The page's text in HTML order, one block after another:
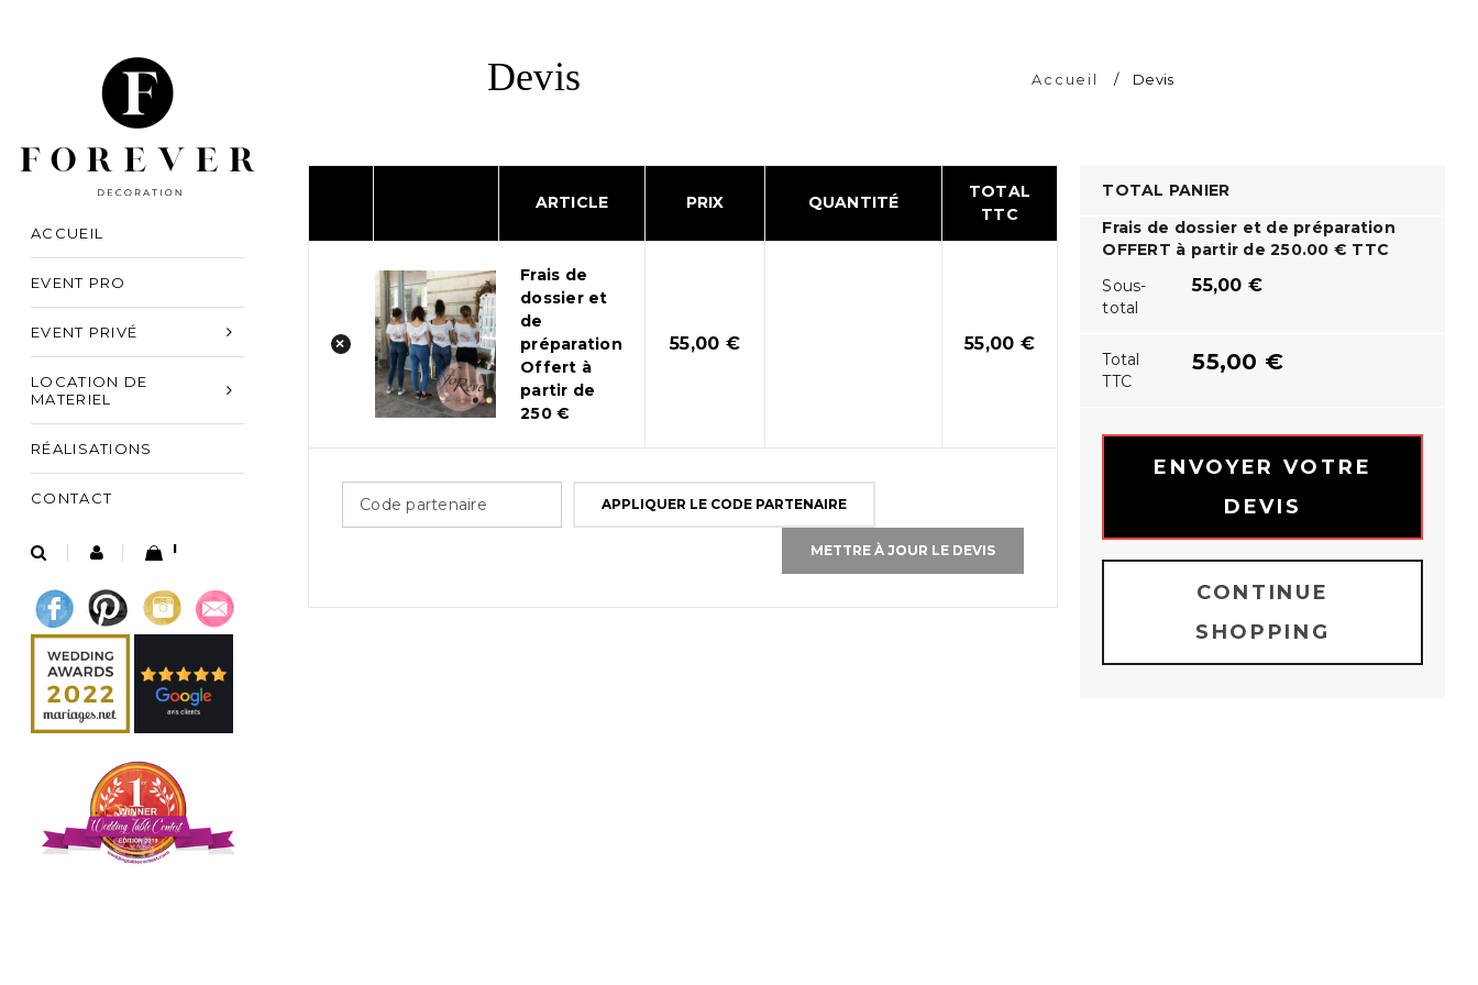
ACCUEIL
EVENT PRO
EVENT PRIVÉ
LOCATION DE
MATERIEL
RÉALISATIONS
CONTACT
1
Devis Accueil / Devis
ARTICLE PRIX QUANTITÉ
TOTAL
TTC
×
Frais de
dossier et
de
préparation
Offert à
partir de
250 €
55,00 € 55,00 €
APPLIQUER LE CODE PARTENAIRE
METTRE À JOUR LE DEVIS
TOTAL PANIER
Frais de dossier et de préparation
OFFERT à partir de 250.00 € TTC
Sous-
total
55,00 €
Total
TTC
55,00 €
ENVOYER VOTRE
DEVIS
CONTINUE
SHOPPING